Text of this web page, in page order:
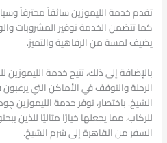
تقدم خدمة الليموزين سائقاً محترفاً
كما تتضمن الخدمة توفير المشروبات
يضيف لمسة من الرفاهية والتميز.
بالإضافة إلى ذلك، تتيح خدمة
الرحلة والتوقف في الأماكن التي يرغبون
الشيخ. باختصار، توفر خدمة الليموزين
للركاب، مما يجعلها خيارًا مثاليًا للذين
السفر من القاهرة إلى شرم الشيخ.